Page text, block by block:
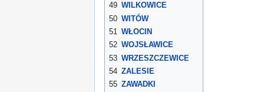
49 WILKOWICE
50 WITÓW
51
WŁOCIN
52 WOJSŁAWICE
53 WRZESZCZEWICE
54 ZALESIE
55 ZAWADKI